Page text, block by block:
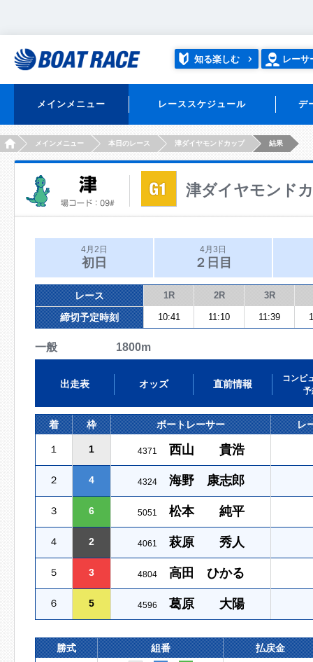
知る楽しむ レーサ
メインメニュー レーススケジュール デ
HOMEメインメニュー 本日のレース 津ダイヤモンドカップ 結果
津ダイヤモンド
4月2日
初日
4月3日
２日目
レース 1R 2R 3R
締切予定時刻 10:41 11:10 11:39
一般 1800m
出走表 オッズ 直前情報
コンピ
予
着 枠 ボートレーサー レ
１ 1 4371 西山 貴浩
２ 4 4324 海野 康志郎
３ 6 5051 松本 純平
４ 2 4061 萩原 秀人
５ 3 4804 高田 ひかる
６ 5 4596 葛原 大陽
勝式 組番 払戻金